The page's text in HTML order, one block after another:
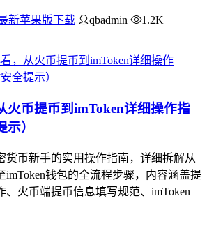
新苹果版下载 qbadmin
1.2K
火币提币到imToken详细操作指
）
货币新手的实用操作指南，详细拆解从
imToken钱包的全流程步骤，内容涵盖提
、火币端提币信息填写规范、imToken